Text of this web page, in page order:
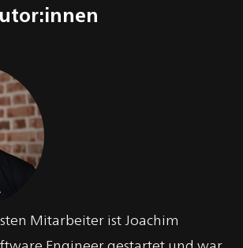
Wilharm
Mitarbeiter ist Joachim